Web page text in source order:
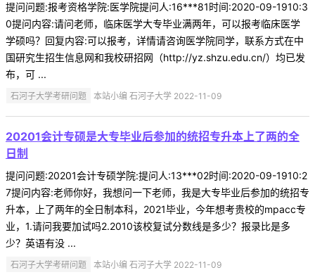
提问问题:报考资格学院:医学院提问人:16***81时间:2020-09-1910:3
0提问内容:请问老师，临床医学大专毕业满两年，可以报考临床医学
学硕吗？回复内容:可以报考，详情请咨询医学院同学，联系方式在中
国研究生招生信息网和我校研招网（http://yz.shzu.edu.cn/）均已发
布，可 ...
石河子大学考研问题 本站小编 石河子大学 2022-11-09
20201会计专硕是大专毕业后参加的统招专升本上了两的全
日制
提问问题:20201会计专硕学院:提问人:13***02时间:2020-09-1910:2
7提问内容:老师你好，我想问一下老师，我是大专毕业后参加的统招专
升本，上了两年的全日制本科，2021毕业，今年想考贵校的mpacc专
业，1.请问我要加试吗2.2010该校复试分数线是多少？报录比是多
少？英语有没 ...
石河子大学考研问题 本站小编 石河子大学 2022-11-09